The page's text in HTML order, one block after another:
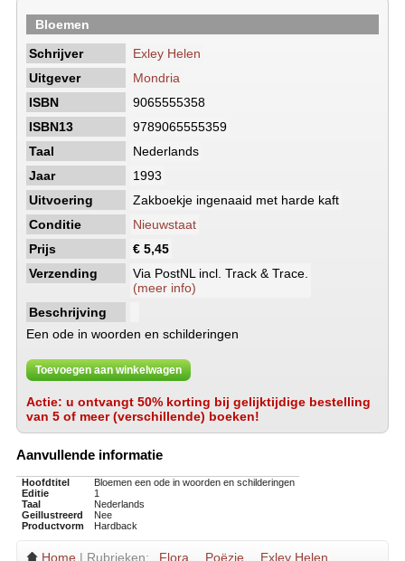
Bloemen
Schrijver
Exley Helen
Uitgever
Mondria
ISBN
9065555358
ISBN13
9789065555359
Taal
Nederlands
Jaar
1993
Uitvoering
Zakboekje ingenaaid met harde kaft
Conditie
Nieuwstaat
Prijs
€ 5,45
Verzending
Via PostNL incl. Track & Trace.
(meer info)
Beschrijving
Een ode in woorden en schilderingen
Toevoegen aan winkelwagen
Actie: u ontvangt 50% korting bij gelijktijdige bestelling
van 5 of meer (verschillende) boeken!
Aanvullende informatie
Hoofdtitel
Bloemen een ode in woorden en schilderingen
Editie
1
Taal
Nederlands
Geillustreerd
Nee
Productvorm
Hardback
Home | Rubrieken: Flora Poëzie Exley Helen